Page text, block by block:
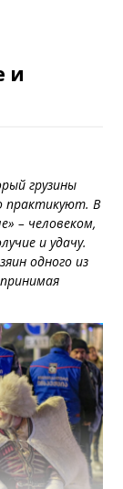
и
грузины
практикуют. В
– человеком,
и удачу.
одного из